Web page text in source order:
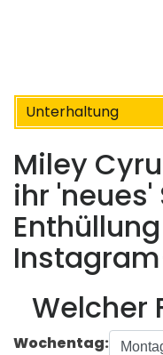
Unterhaltung
Miley
ihr
Welcher
Wochentag: